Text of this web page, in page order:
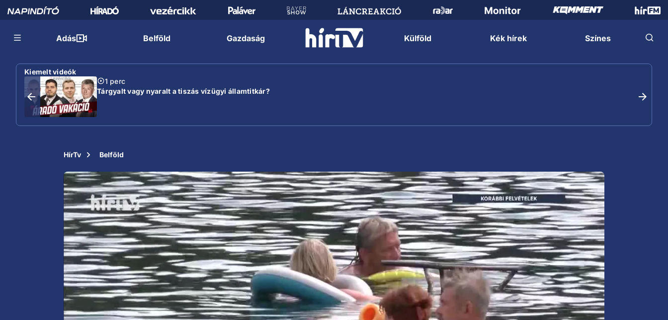
Adás Belföld Gazdaság Külföld Kék hírek Színes
Kiemelt videók
1 perc
Tárgyalt vagy nyaralt a tiszás vízügyi államtitkár?
HírTv Belföld